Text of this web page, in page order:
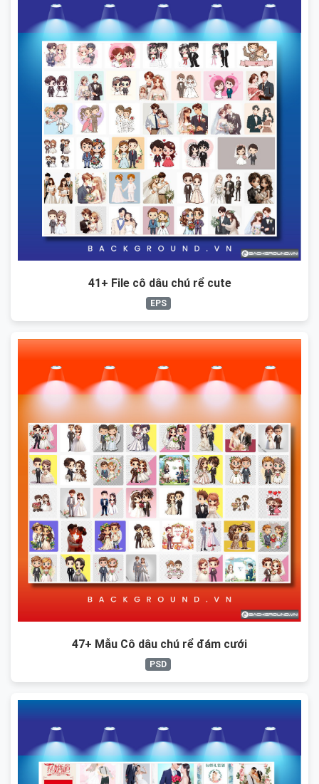
41+ File cô dâu chú rể cute
EPS
47+ Mẫu Cô dâu chú rể đám cưới
PSD